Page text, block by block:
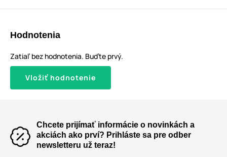
Hodnotenia
Zatiaľ bez hodnotenia. Buďte prvý.
Vložiť hodnotenie
Chcete prijímať informácie o novinkách a
akciách ako prví? Prihláste sa pre odber
newsletteru už teraz!